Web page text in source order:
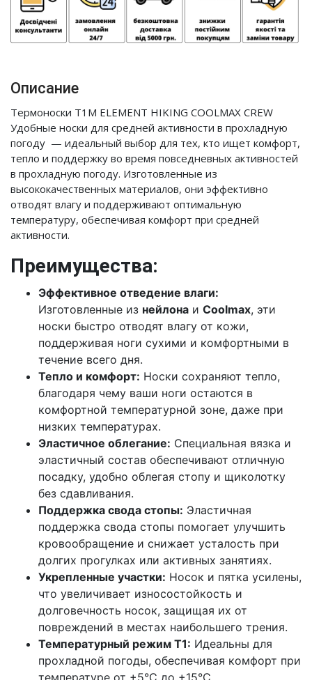
Описание
Термоноски T1M ELEMENT HIKING COOLMAX CREW
Удобные носки для средней активности в прохладную
погоду — идеальный выбор для тех, кто ищет комфорт,
тепло и поддержку во время повседневных активностей
в прохладную погоду. Изготовленные из
высококачественных материалов, они эффективно
отводят влагу и поддерживают оптимальную
температуру, обеспечивая комфорт при средней
активности.
Преимущества:
Эффективное отведение влаги:
Изготовленные из нейлона и Coolmax, эти
носки быстро отводят влагу от кожи,
поддерживая ноги сухими и комфортными в
течение всего дня.
Тепло и комфорт: Носки сохраняют тепло,
благодаря чему ваши ноги остаются в
комфортной температурной зоне, даже при
низких температурах.
Эластичное облегание: Специальная вязка и
эластичный состав обеспечивают отличную
посадку, удобно облегая стопу и щиколотку
без сдавливания.
Поддержка свода стопы: Эластичная
поддержка свода стопы помогает улучшить
кровообращение и снижает усталость при
долгих прогулках или активных занятиях.
Укрепленные участки: Носок и пятка усилены,
что увеличивает износостойкость и
долговечность носок, защищая их от
повреждений в местах наибольшего трения.
Температурный режим T1: Идеальны для
прохладной погоды, обеспечивая комфорт при